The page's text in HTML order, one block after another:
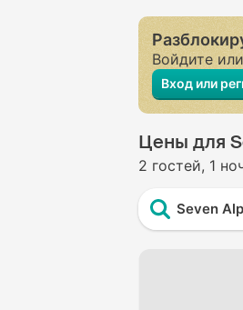
Войдите
Вход или
Цены для
2 гостей 1
Seven